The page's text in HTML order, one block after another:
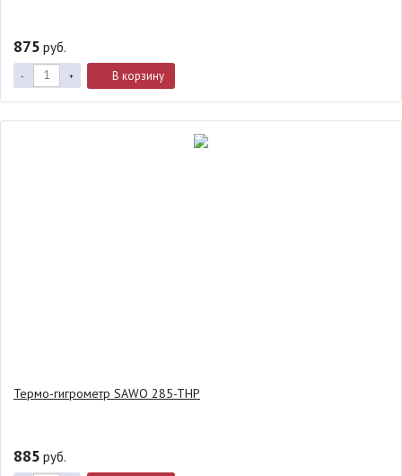
875 руб.
- + В корзину
Термо-гигрометр SAWO 285-THP
885 руб.